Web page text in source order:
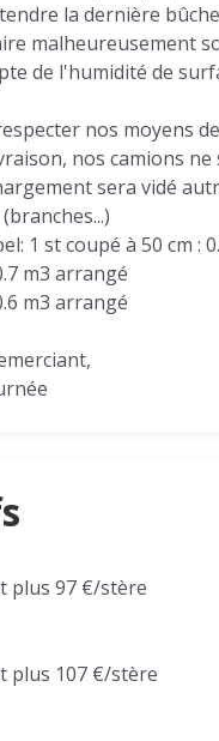
la dernière
malheureusement
de l'humidité de
nos moyens
nos camions
sera vidé
1 st coupé à 50 cm :
m3 arrangé
m3 arrangé
plus 97 €/stère
plus 107 €/stère